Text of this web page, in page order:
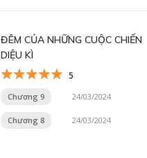
ĐÊM CỦA NHỮNG CUỘC CHIẾN
DIỆU KÌ
5
Chương 9 24/03/2024
Chương 8 24/03/2024